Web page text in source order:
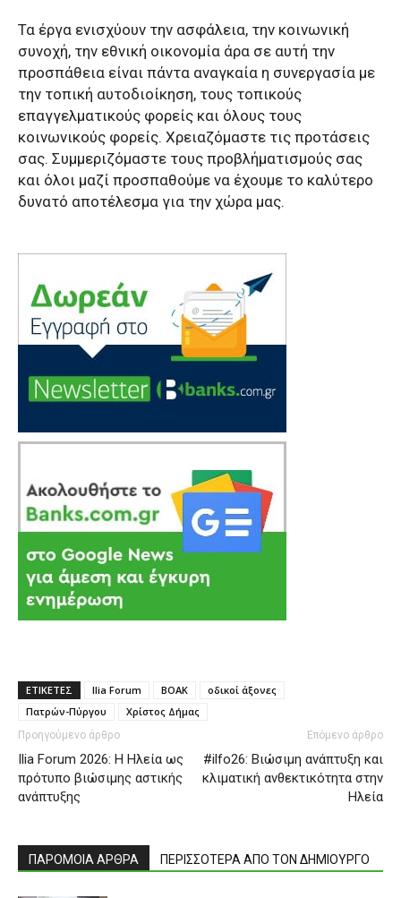
Τα έργα ενισχύουν την ασφάλεια, την κοινωνική
συνοχή, την εθνική οικονομία άρα σε αυτή την
προσπάθεια είναι πάντα αναγκαία η συνεργασία με
την τοπική αυτοδιοίκηση, τους τοπικούς
επαγγελματικούς φορείς και όλους τους
κοινωνικούς φορείς. Χρειαζόμαστε τις προτάσεις
σας. Συμμεριζόμαστε τους προβλήματισμούς σας
και όλοι μαζί προσπαθούμε να έχουμε το καλύτερο
δυνατό αποτέλεσμα για την χώρα μας.
ΕΤΙΚΕΤΕΣ Ilia Forum ΒΟΑΚ
οδικοί άξονες
Πατρών-Πύργου
Χρίστος Δήμας
Προηγούμενο άρθρο
Ilia Forum 2026: Η Ηλεία ως
πρότυπο βιώσιμης αστικής
ανάπτυξης
Επόμενο άρθρο
#ilfo26: Βιώσιμη ανάπτυξη και
κλιματική ανθεκτικότητα στην
Ηλεία
ΠΑΡΟΜΟΙΑ ΑΡΘΡΑ ΠΕΡΙΣΣΟΤΕΡΑ ΑΠΟ ΤΟΝ ΔΗΜΙΟΥΡΓΟ